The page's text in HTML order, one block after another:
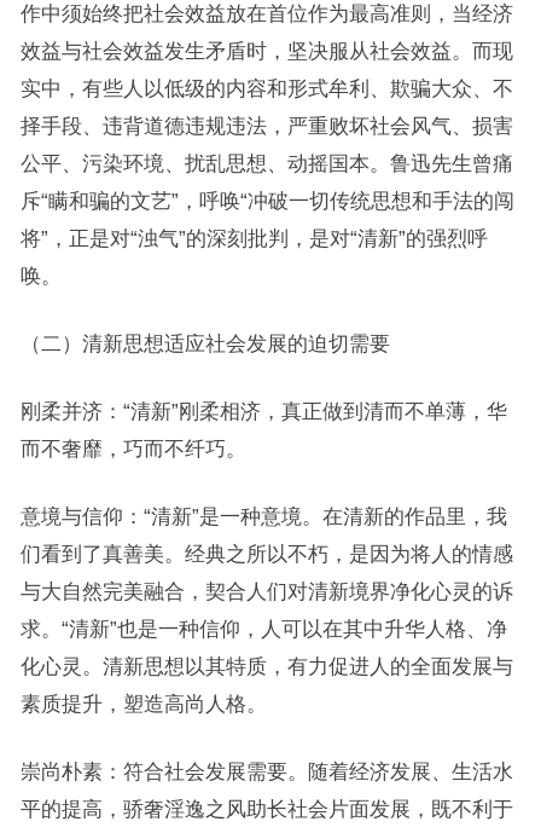
作中须始终把社会效益放在首位作为最高准则，当经济
效益与社会效益发生矛盾时，坚决服从社会效益。而现
实中，有些人以低级的内容和形式牟利、欺骗大众、不
择手段、违背道德违规违法，严重败坏社会风气、损害
公平、污染环境、扰乱思想、动摇国本。鲁迅先生曾痛
斥“瞒和骗的文艺”，呼唤“冲破一切传统思想和手法的闯
将”，正是对“浊气”的深刻批判，是对“清新”的强烈呼
唤。
（二）清新思想适应社会发展的迫切需要
刚柔并济：“清新”刚柔相济，真正做到清而不单薄，华
而不奢靡，巧而不纤巧。
意境与信仰：“清新”是一种意境。在清新的作品里，我
们看到了真善美。经典之所以不朽，是因为将人的情感
与大自然完美融合，契合人们对清新境界净化心灵的诉
求。“清新”也是一种信仰，人可以在其中升华人格、净
化心灵。清新思想以其特质，有力促进人的全面发展与
素质提升，塑造高尚人格。
崇尚朴素：符合社会发展需要。随着经济发展、生活水
平的提高，骄奢淫逸之风助长社会片面发展，既不利于